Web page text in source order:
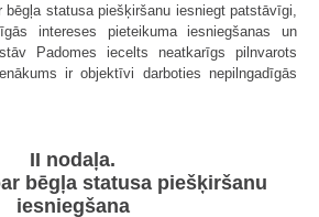
statusa piešķiršanu iesniegt patstāvīgi,
intereses pieteikuma iesniegšanas un
Padomes iecelts neatkarīgs pilnvarots
ir objektīvi darboties nepilngadīgās
II nodaļa.
bēgļa statusa piešķiršanu
iesniegšana